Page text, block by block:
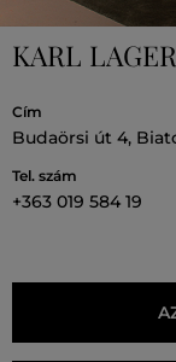
KARL
Cím
Budaörsi út 4,
Tel. szám
+363 019 584 19